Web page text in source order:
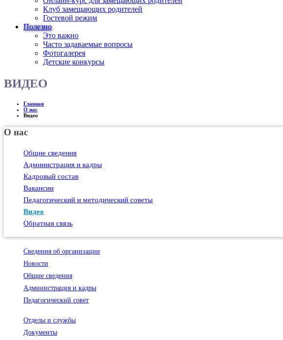
Клуб замещающих родителей
Гостевой режим
Полезно
Это важно
Часто задаваемые вопросы
Фотогалерея
Детские конкурсы
ВИДЕО
Главная
О нас
Видео
О нас
Общие сведения
Администрация и кадры
Кадровый состав
Вакансии
Педагогический и методический советы
Видео
Обратная связь
Сведения об организации
Новости
Общие сведения
Администрация и кадры
Педагогический совет
Отделы и службы
Документы